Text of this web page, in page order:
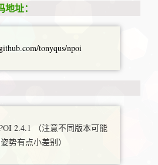
址：
tonyqus/npoi
2.4.1 （注意不同版本可能
势有点小差别）